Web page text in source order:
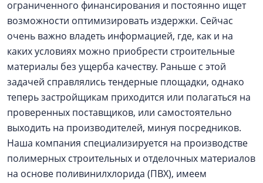
ограниченного финансирования и постоянно ищет
возможности оптимизировать издержки. Сейчас
очень важно владеть информацией, где, как и на
каких условиях можно приобрести строительные
материалы без ущерба качеству. Раньше с этой
задачей справлялись тендерные площадки, однако
теперь застройщикам приходится или полагаться на
проверенных поставщиков, или самостоятельно
выходить на производителей, минуя посредников.
Наша компания специализируется на производстве
полимерных строительных и отделочных материалов
на основе поливинилхлорида (ПВХ), имеем